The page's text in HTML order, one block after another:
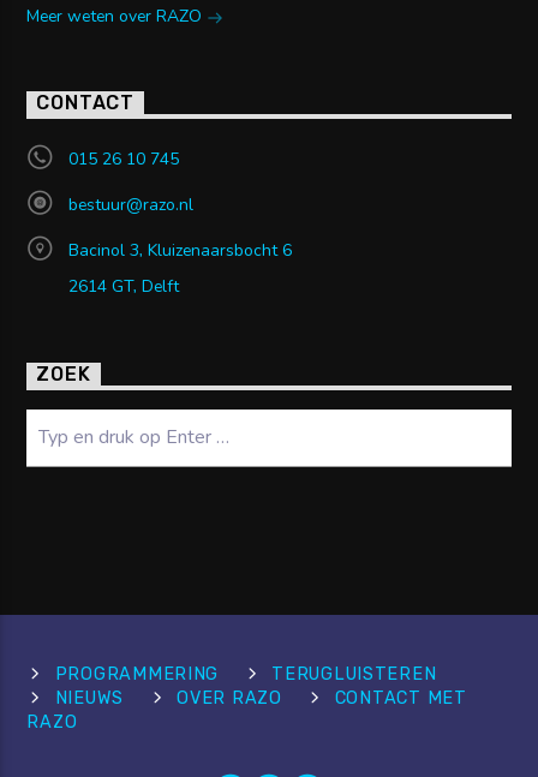
Meer weten over RAZO
CONTACT
015 26 10 745
bestuur@razo.nl
Bacinol 3, Kluizenaarsbocht 6
2614 GT, Delft
ZOEK
PROGRAMMERING
TERUGLUISTEREN
NIEUWS
OVER RAZO
CONTACT MET
RAZO